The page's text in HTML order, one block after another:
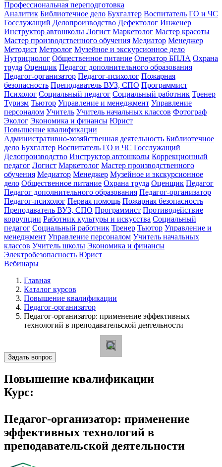
Профессиональная переподготовка
Аналитик Библиотечное дело Бухгалтер Воспитатель ГО и ЧС
Госслужащий Делопроизводство Дефектолог Инженер
Инструктор автошколы Логист Маркетолог Мастер красоты
Мастер производственного обучения Медиатор Менеджер
Методист Метролог Музейное и экскурсионное дело
Нутрициолог Общественное питание Оператор БПЛА Охрана
труда Оценщик Педагог дополнительного образования
Педагог-организатор Педагог-психолог Пожарная
безопасность Преподаватель ВУЗ, СПО Программист
Психолог Социальный педагог Социальный работник Тренер
Туризм Тьютор Управление и менеджмент Управление
персоналом Учитель Учитель начальных классов Фотограф
Эколог Экономика и финансы Юрист
Повышение квалификации
Административно-хозяйственная деятельность Библиотечное
дело Бухгалтер Воспитатель ГО и ЧС Госслужащий
Делопроизводство Инструктор автошколы Коррекционный
педагог Логист Маркетолог Мастер производственного
обучения Медиатор Менеджер Музейное и экскурсионное
дело Общественное питание Охрана труда Оценщик Педагог
Педагог дополнительного образования Педагог-организатор
Педагог-психолог Первая помощь Пожарная безопасность
Преподаватель ВУЗ, СПО Программист Противодействие
коррупции Работник культуры и искусства Социальный
педагог Социальный работник Тренер Тьютор Управление и
менеджмент Управление персоналом Учитель начальных
классов Учитель школы Экономика и финансы
Электробезопасность Юрист
Вебинары
Главная
Каталог курсов
Повышение квалификации
Педагог-организатор
Педагог-организатор: применение эффективных
технологий в преподавательской деятельности
Задать вопрос
Повышение квалификации
Курс:
Педагог-организатор: применение
эффективных технологий в
преподавательской деятельности